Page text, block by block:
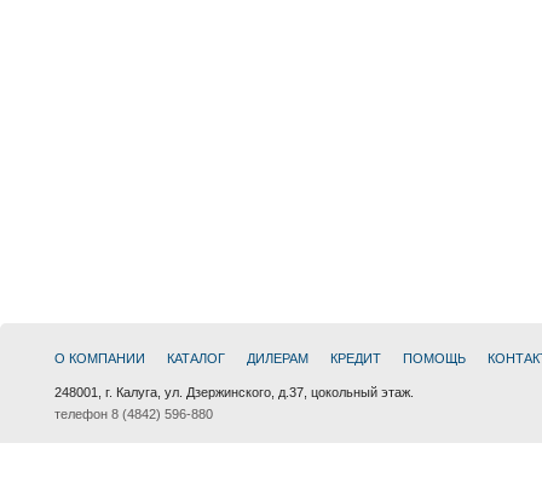
О КОМПАНИИ КАТАЛОГ ДИЛЕРАМ КРЕДИТ ПОМОЩЬ
248001, г. Калуга, ул. Дзержинского, д.37, цокольный этаж.
телефон 8 (4842) 596-880